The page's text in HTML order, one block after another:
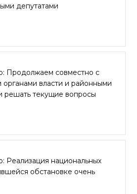
депутатами
Продолжаем совместно с
органами власти и районными
решать текущие вопросы
Реализация национальных
обстановке очень